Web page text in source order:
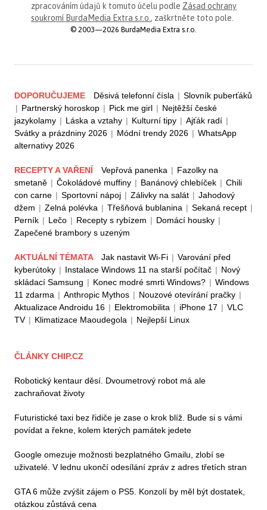
zpracováním údajů k tomuto účelu podle Zásad ochrany
soukromí BurdaMedia Extra s.r.o., zaškrtněte toto pole.
© 2003—2026 BurdaMedia Extra s.r.o.
DOPORUČUJEME Děsivá telefonní čísla | Slovník puberťáků
| Partnerský horoskop | Pick me girl | Nejtěžší české
jazykolamy | Láska a vztahy | Kulturní tipy | Ajťák radí |
Svátky a prázdniny 2026 | Módní trendy 2026 | WhatsApp
alternativy 2026
RECEPTY A VAŘENÍ Vepřová panenka | Fazolky na
smetaně | Čokoládové muffiny | Banánový chlebíček | Chili
con carne | Sportovní nápoj | Zálivky na salát | Jahodový
džem | Zelná polévka | Třešňová bublanina | Sekaná recept |
Perník | Lečo | Recepty s rybízem | Domácí housky |
Zapečené brambory s uzeným
AKTUÁLNÍ TÉMATA Jak nastavit Wi-Fi | Varování před
kyberútoky | Instalace Windows 11 na starší počítač | Nový
skládací Samsung | Konec modré smrti Windows? | Windows
11 zdarma | Anthropic Mythos | Nouzové otevírání pračky |
Aktualizace Androidu 16 | Elektromobilita | iPhone 17 | VLC
TV | Klimatizace Maoudegola | Nejlepší Linux
ČLÁNKY CHIP.CZ
Robotický kentaur děsí. Dvoumetrový robot má ale
zachraňovat životy
Futuristické taxi bez řidiče je zase o krok blíž. Bude si s vámi
povídat a řekne, kolem kterých památek jedete
Google omezuje možnosti bezplatného Gmailu, zlobí se
uživatelé. V lednu ukončí odesílání zpráv z adres třetích stran
GTA 6 může zvýšit zájem o PS5. Konzolí by měl být dostatek,
otázkou zůstává cena